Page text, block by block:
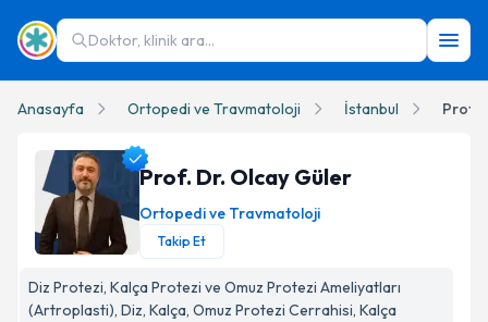
Doktor, klinik ara...
Anasayfa Ortopedi ve Travmatoloji İstanbul Prof.
Prof. Dr. Olcay Güler
Ortopedi ve Travmatoloji
Takip Et
Diz Protezi, Kalça Protezi ve Omuz Protezi Ameliyatları
(Artroplasti), Diz, Kalça, Omuz Protezi Cerrahisi, Kalça